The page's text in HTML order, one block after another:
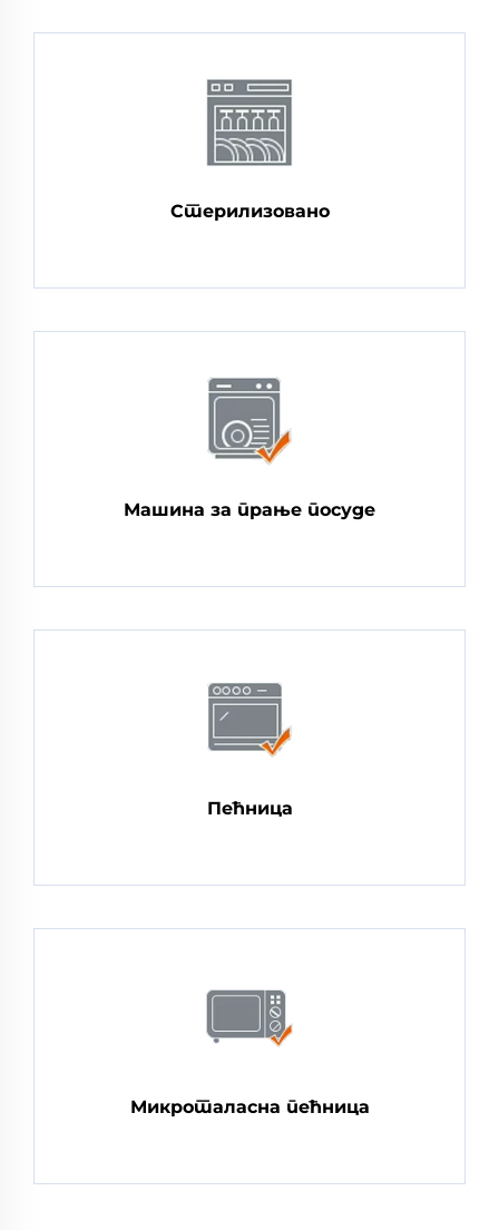
Стерилизовано
Машина за прање посуде
Пећница
Микроталасна пећница